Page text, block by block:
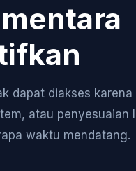
dapat diakses karena
atau penyesuaian
waktu mendatang.